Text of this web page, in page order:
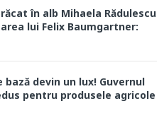
în alb Mihaela Rădulescu
lui Felix Baumgartner:
devin un lux! Guvernul
pentru produsele agricole